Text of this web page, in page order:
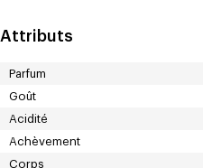
Attributs
Parfum
Goût
Acidité
Achèvement
Corps